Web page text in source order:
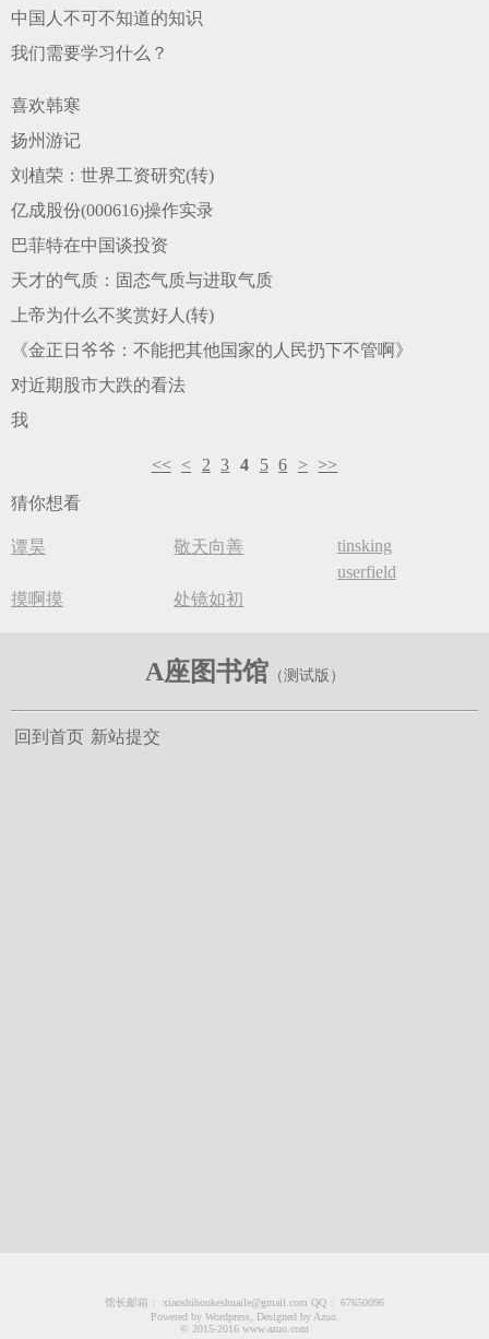
中国人不可不知道的知识
喜欢韩寒
扬州游记
刘植荣：世界工资研究(转)
亿成股份(000616)操作实录
巴菲特在中国谈投资
天才的气质：固态气质与进取气质
上帝为什么不奖赏好人(转)
《金正日爷爷：不能把其他国家的人民扔下不管啊》
对近期股市大跌的看法
我
<< < 2 3 4 5 6 > >>
猜你想看
谭昊 敬天向善
tinsking
userfield
摸啊摸
处镜如初
A座图书馆
回到首页 新站提交
馆长邮箱： xiaoshihoukeshuaile@gmail.com QQ： 67650096
Powered by Wordpress, Designed by Azuo.
© 2015-2016 www.azuo.com